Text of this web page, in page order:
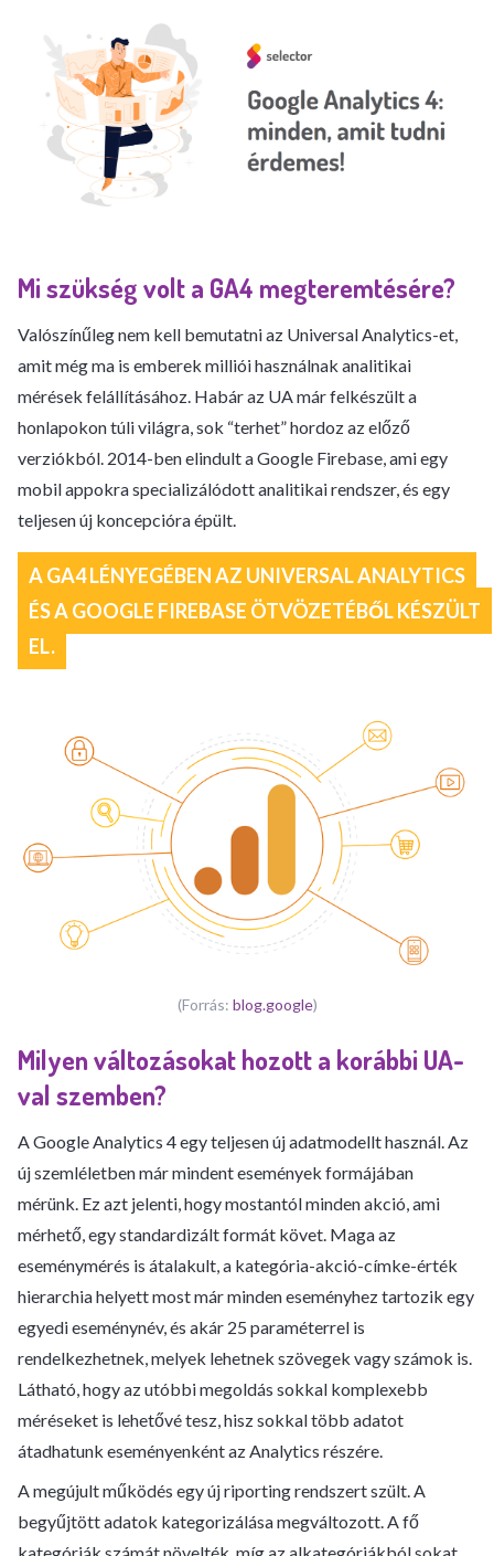
Mi szükség volt a GA4 megteremtésére?
Valószínűleg nem kell bemutatni az Universal Analytics-et,
amit még ma is emberek milliói használnak analitikai
mérések felállításához. Habár az UA már felkészült a
honlapokon túli világra, sok “terhet” hordoz az előző
verziókból. 2014-ben elindult a Google Firebase, ami egy
mobil appokra specializálódott analitikai rendszer, és egy
teljesen új koncepcióra épült.
A GA4 LÉNYEGÉBEN AZ UNIVERSAL ANALYTICS
ÉS A GOOGLE FIREBASE ÖTVÖZETÉBŐL KÉSZÜLT
EL.
(Forrás: blog.google)
Milyen változásokat hozott a korábbi UA-
val szemben?
A Google Analytics 4 egy teljesen új adatmodellt használ. Az
új szemléletben már mindent események formájában
mérünk. Ez azt jelenti, hogy mostantól minden akció, ami
mérhető, egy standardizált formát követ. Maga az
eseménymérés is átalakult, a kategória-akció-címke-érték
hierarchia helyett most már minden eseményhez tartozik egy
egyedi eseménynév, és akár 25 paraméterrel is
rendelkezhetnek, melyek lehetnek szövegek vagy számok is.
Látható, hogy az utóbbi megoldás sokkal komplexebb
méréseket is lehetővé tesz, hisz sokkal több adatot
átadhatunk eseményenként az Analytics részére.
A megújult működés egy új riporting rendszert szült. A
begyűjtött adatok kategorizálása megváltozott. A fő